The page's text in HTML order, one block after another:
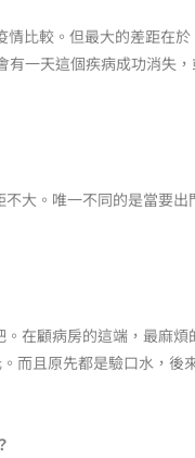
比較。但最大的差距在
一天這個疾病成功消失
大。唯一不同的是當要出
在顧病房的這端，最麻
而且原先都是驗口水，後